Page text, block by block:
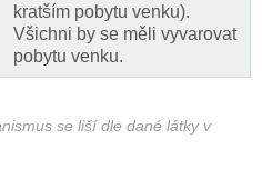
kratším pobytu venku).
Všichni by se měli vyvarovat
pobytu venku.
se liší dle dané látky v